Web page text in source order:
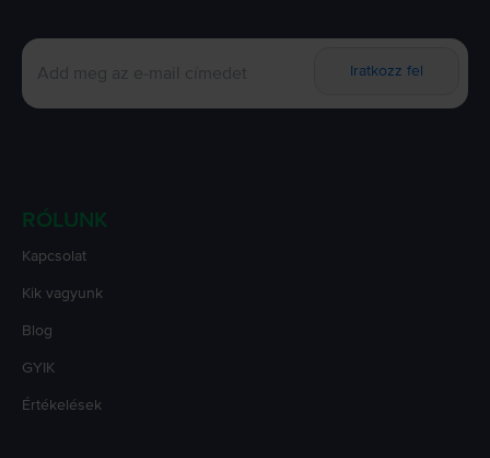
Iratkozz fel
RÓLUNK
Kapcsolat
Kik vagyunk
Blog
GYIK
Értékelések